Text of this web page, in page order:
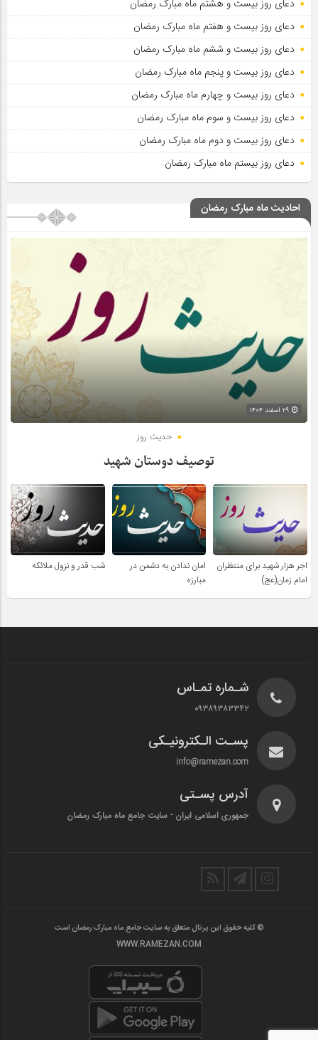
دعای روز بیست و هشتم ماه مبارک رمضان
دعای روز بیست و هفتم ماه مبارک رمضان
دعای روز بیست و ششم ماه مبارک رمضان
دعای روز بیست و پنجم ماه مبارک رمضان
دعای روز بیست و چهارم ماه مبارک رمضان
دعای روز بیست و سوم ماه مبارک رمضان
دعای روز بیست و دوم ماه مبارک رمضان
دعای روز بیستم ماه مبارک رمضان
احادیث ماه مبارک رمضان
حدیث روز
توصیف دوستان شهید
اجر هزار شهید برای منتظران
امام زمان(عج)
امان ندادن به دشمن در
مبارزه
شب قدر و نزول ملائکه
شـماره تمـاس
۰۹۳۸۹۳۸۳۳۴۲
پسـت الـکترونیـکی
info@ramezan.com
آدرس پسـتی
جمهوری اسلامی ایران - سایت جامع ماه مبارک رمضان
© کلیه حقوق این پرتال متعلق به سایت جامع ماه مبارک رمضان است
WWW.RAMEZAN.COM